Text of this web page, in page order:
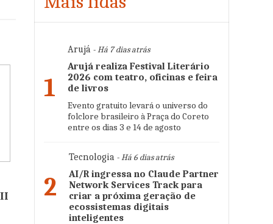
1
Arujá - Há 7 dias atrás
Arujá realiza Festival Literário
2026 com teatro, oficinas e feira
de livros
Evento gratuito levará o universo do
folclore brasileiro à Praça do Coreto
entre os dias 3 e 14 de agosto
2
Tecnologia - Há 6 dias atrás
AI/R ingressa no Claude Partner
Network Services Track para
criar a próxima geração de
ecossistemas digitais
inteligentes